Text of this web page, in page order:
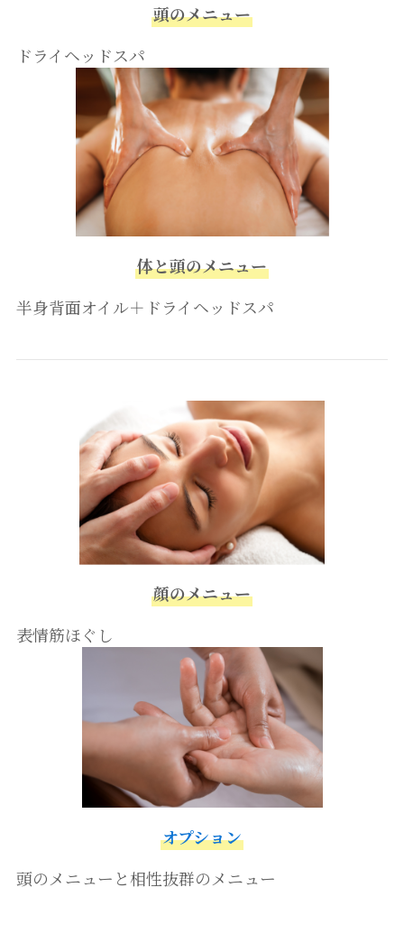
頭のメニュー
ドライヘッドスパ
体と頭のメニュー
半身背面オイル＋ドライヘッドスパ
顔のメニュー
表情筋ほぐし
オプション
頭のメニューと相性抜群のメニュー